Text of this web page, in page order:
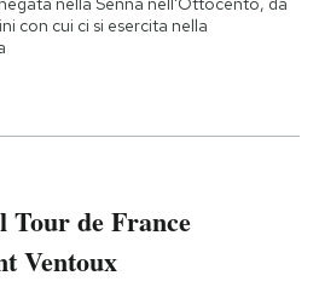
con cui ci si esercita nella
Tour de France
Ventoux